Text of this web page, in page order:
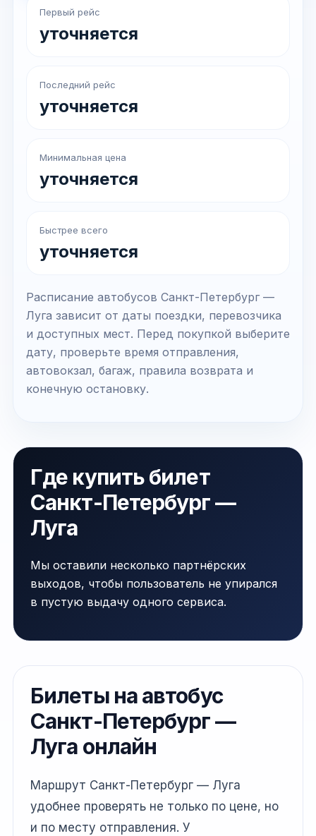
Первый рейс
уточняется
Последний рейс
уточняется
Минимальная цена
уточняется
Быстрее всего
уточняется
Расписание автобусов Санкт-Петербург —
Луга зависит от даты поездки, перевозчика
и доступных мест. Перед покупкой выберите
дату, проверьте время отправления,
автовокзал, багаж, правила возврата и
конечную остановку.
Где купить билет
Санкт-Петербург —
Луга
Мы оставили несколько партнёрских
выходов, чтобы пользователь не упирался
в пустую выдачу одного сервиса.
Билеты на автобус
Санкт-Петербург —
Луга онлайн
Маршрут Санкт-Петербург — Луга
удобнее проверять не только по цене, но
и по месту отправления. У